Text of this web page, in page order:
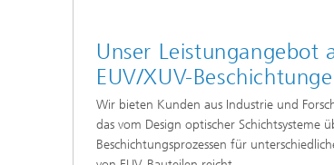
Unser Leistungangebot
EUV/XUV-
Wir bieten Kunden aus Industrie und
das vom Design optischer Schichtsysteme
Beschichtungsprozessen für